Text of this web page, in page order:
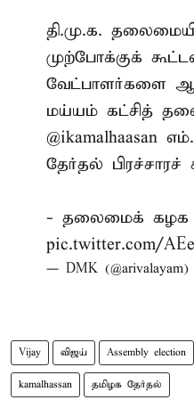
தி.மு.க.
முற்போக்குக்
வேட்பாளர்களை
மய்யம் கட்சித்
@ikamalhaasan
தேர்தல் பிரச்சாரச்
- தலைமைக் கழக
pic.twitter.com/
— DMK (@arivalayam)
Vijay விஜய் Assembly election
kamalhassan தமிழக தேர்தல்